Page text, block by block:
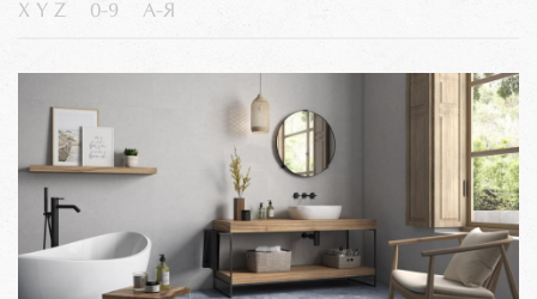
X Y Z 0-9 А-Я